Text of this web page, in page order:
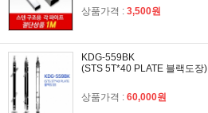
상품가격 : 3,500원
KDG-559BK
(STS 5T*40 PLATE 블랙도장)
상품가격 : 60,000원